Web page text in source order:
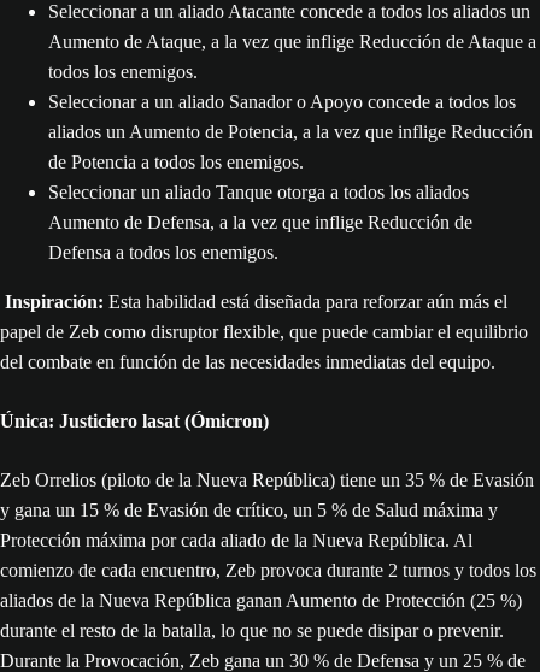
Seleccionar a un aliado Atacante concede a todos los aliados un
Aumento de Ataque, a la vez que inflige Reducción de Ataque a
todos los enemigos.
Seleccionar a un aliado Sanador o Apoyo concede a todos los
aliados un Aumento de Potencia, a la vez que inflige Reducción
de Potencia a todos los enemigos.
Seleccionar un aliado Tanque otorga a todos los aliados
Aumento de Defensa, a la vez que inflige Reducción de
Defensa a todos los enemigos.
Inspiración: Esta habilidad está diseñada para reforzar aún más el
papel de Zeb como disruptor flexible, que puede cambiar el equilibrio
del combate en función de las necesidades inmediatas del equipo.
Única: Justiciero lasat (Ómicron)
Zeb Orrelios (piloto de la Nueva República) tiene un 35 % de Evasión
y gana un 15 % de Evasión de crítico, un 5 % de Salud máxima y
Protección máxima por cada aliado de la Nueva República. Al
comienzo de cada encuentro, Zeb provoca durante 2 turnos y todos los
aliados de la Nueva República ganan Aumento de Protección (25 %)
durante el resto de la batalla, lo que no se puede disipar o prevenir.
Durante la Provocación, Zeb gana un 30 % de Defensa y un 25 % de